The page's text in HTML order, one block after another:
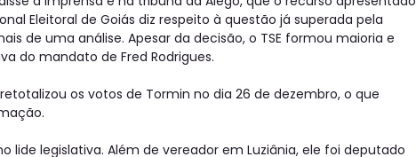
Eleitoral de Goiás diz respeito à questão já superada pela
de uma análise. Apesar da decisão, o TSE formou maioria e
do mandato de Fred Rodrigues.
retotalizou os votos de Tormin no dia 26 de dezembro, o que
lide legislativa. Além de vereador em Luziânia, ele foi deputado